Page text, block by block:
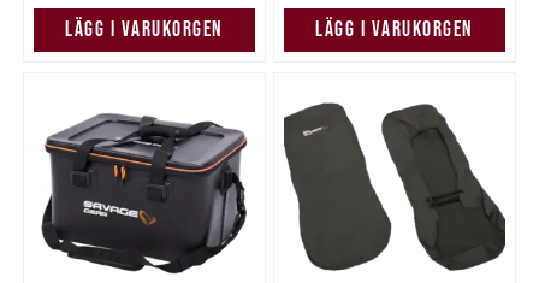
LÄGG I VARUKORGEN LÄGG I VARUKORGEN